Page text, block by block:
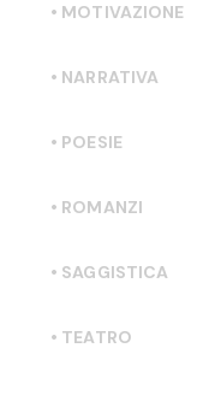
• MOTIVAZIONE
• NARRATIVA
• POESIE
• ROMANZI
• SAGGISTICA
• TEATRO